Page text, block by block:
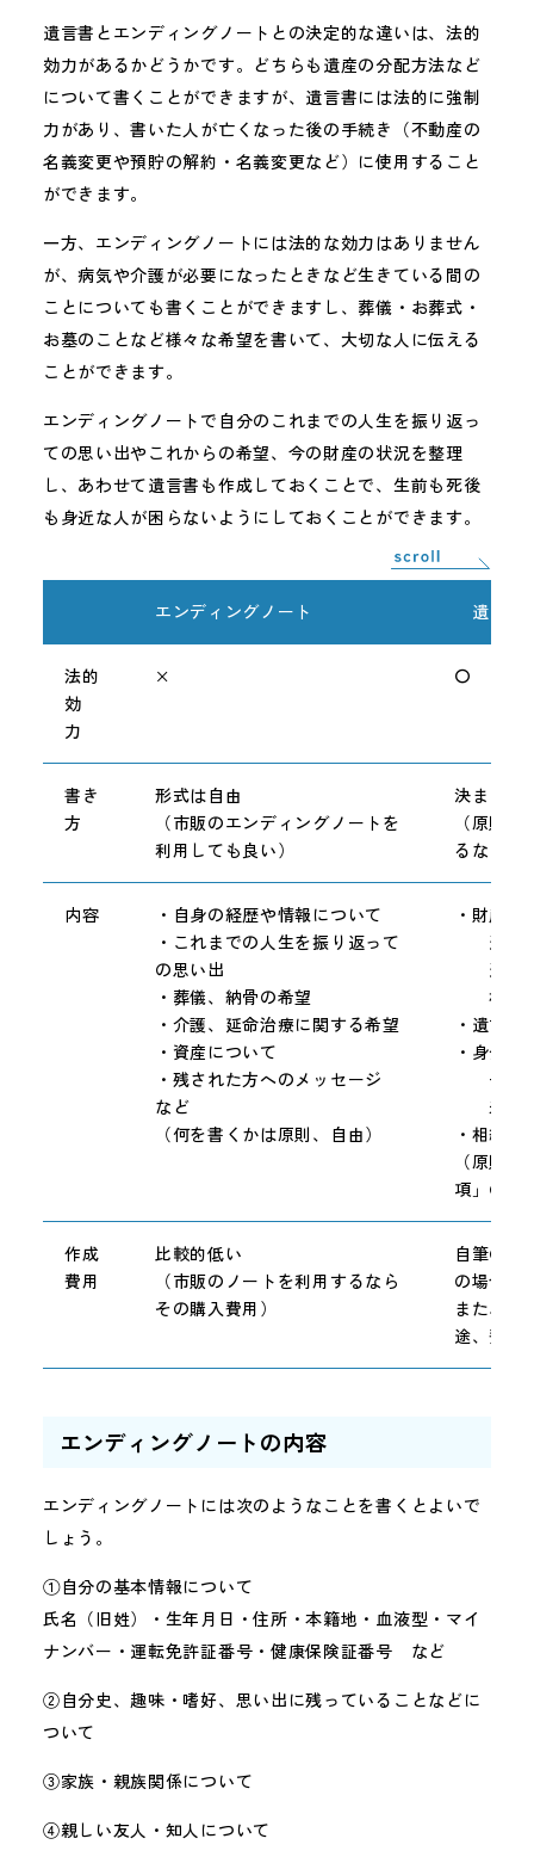
遺言書とエンディングノートとの決定的な違いは、法的
効力があるかどうかです。どちらも遺産の分配方法など
について書くことができますが、遺言書には法的に強制
力があり、書いた人が亡くなった後の手続き（不動産の
名義変更や預貯の解約・名義変更など）に使用すること
ができます。
一方、エンディングノートには法的な効力はありません
が、病気や介護が必要になったときなど生きている間の
ことについても書くことができますし、葬儀・お葬式・
お墓のことなど様々な希望を書いて、大切な人に伝える
ことができます。
エンディングノートで自分のこれまでの人生を振り返っ
ての思い出やこれからの希望、今の財産の状況を整理
し、あわせて遺言書も作成しておくことで、生前も死後
も身近な人が困らないようにしておくことができます。
エンディングノート 遺 言
法的
効
力
× 〇
書き
方
形式は自由
（市販のエンディングノートを
利用しても良い）
決まった
（原則
るなど）
内容
・自身の経歴や情報について
・これまでの人生を振り返って
の思い出
・葬儀、納骨の希望
・介護、延命治療に関する希望
・資産について
・残された方へのメッセージ
など
（何を書くかは原則、自由）
・財産の
遺産分
遺贈
相続
・遺言執
・身分に
子供
未成年
・相続人
（原則
項」のみ
作成
費用
比較的低い
（市販のノートを利用するなら
その購入費用）
自筆の場
の場合は
また、専
途、費用
エンディングノートの内容
エンディングノートには次のようなことを書くとよいで
しょう。
①自分の基本情報について
氏名（旧姓）・生年月日・住所・本籍地・血液型・マイ
ナンバー・運転免許証番号・健康保険証番号 など
②自分史、趣味・嗜好、思い出に残っていることなどに
ついて
③家族・親族関係について
④親しい友人・知人について